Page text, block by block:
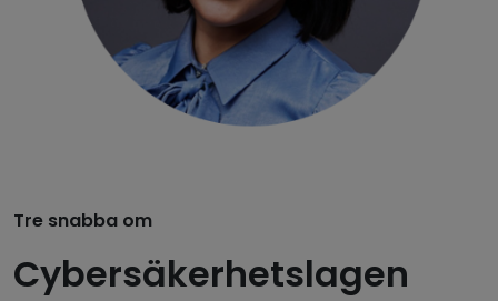
Tre snabba om
Cybersäkerhetslagen